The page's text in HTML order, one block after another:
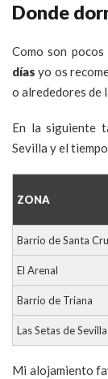
Donde
Como son
días yo os
o alrededores de
En la siguiente
Sevilla y el
ZONA
Barrio de Santa
El Arenal
Barrio de Triana
Las Setas de Sevilla
Mi alojamiento